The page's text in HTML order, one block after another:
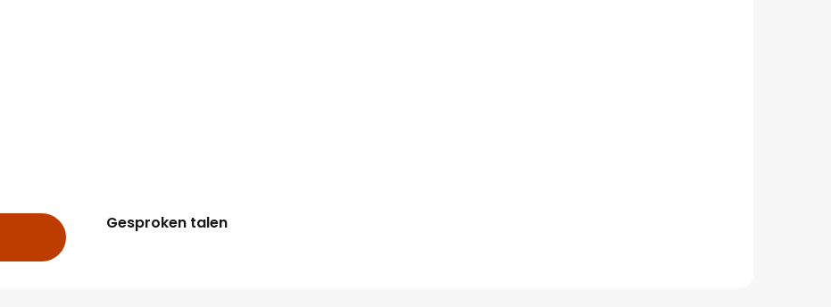
Gesproken talen
Gesproken talen